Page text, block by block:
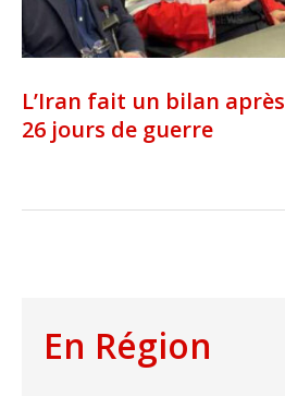
L’Iran fait un bilan après
26 jours de guerre
En Région